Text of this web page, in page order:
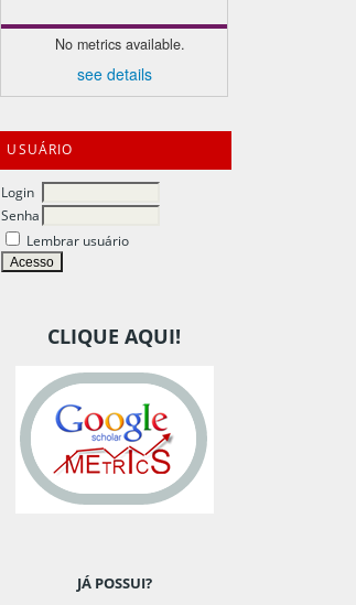
No metrics available.
see details
USUÁRIO
Login
Senha
Lembrar usuário
CLIQUE AQUI!
JÁ POSSUI?